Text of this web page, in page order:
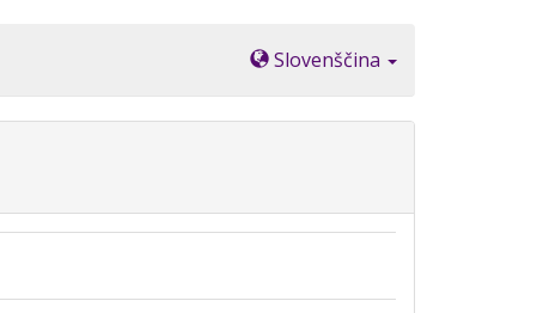
Slovenščina